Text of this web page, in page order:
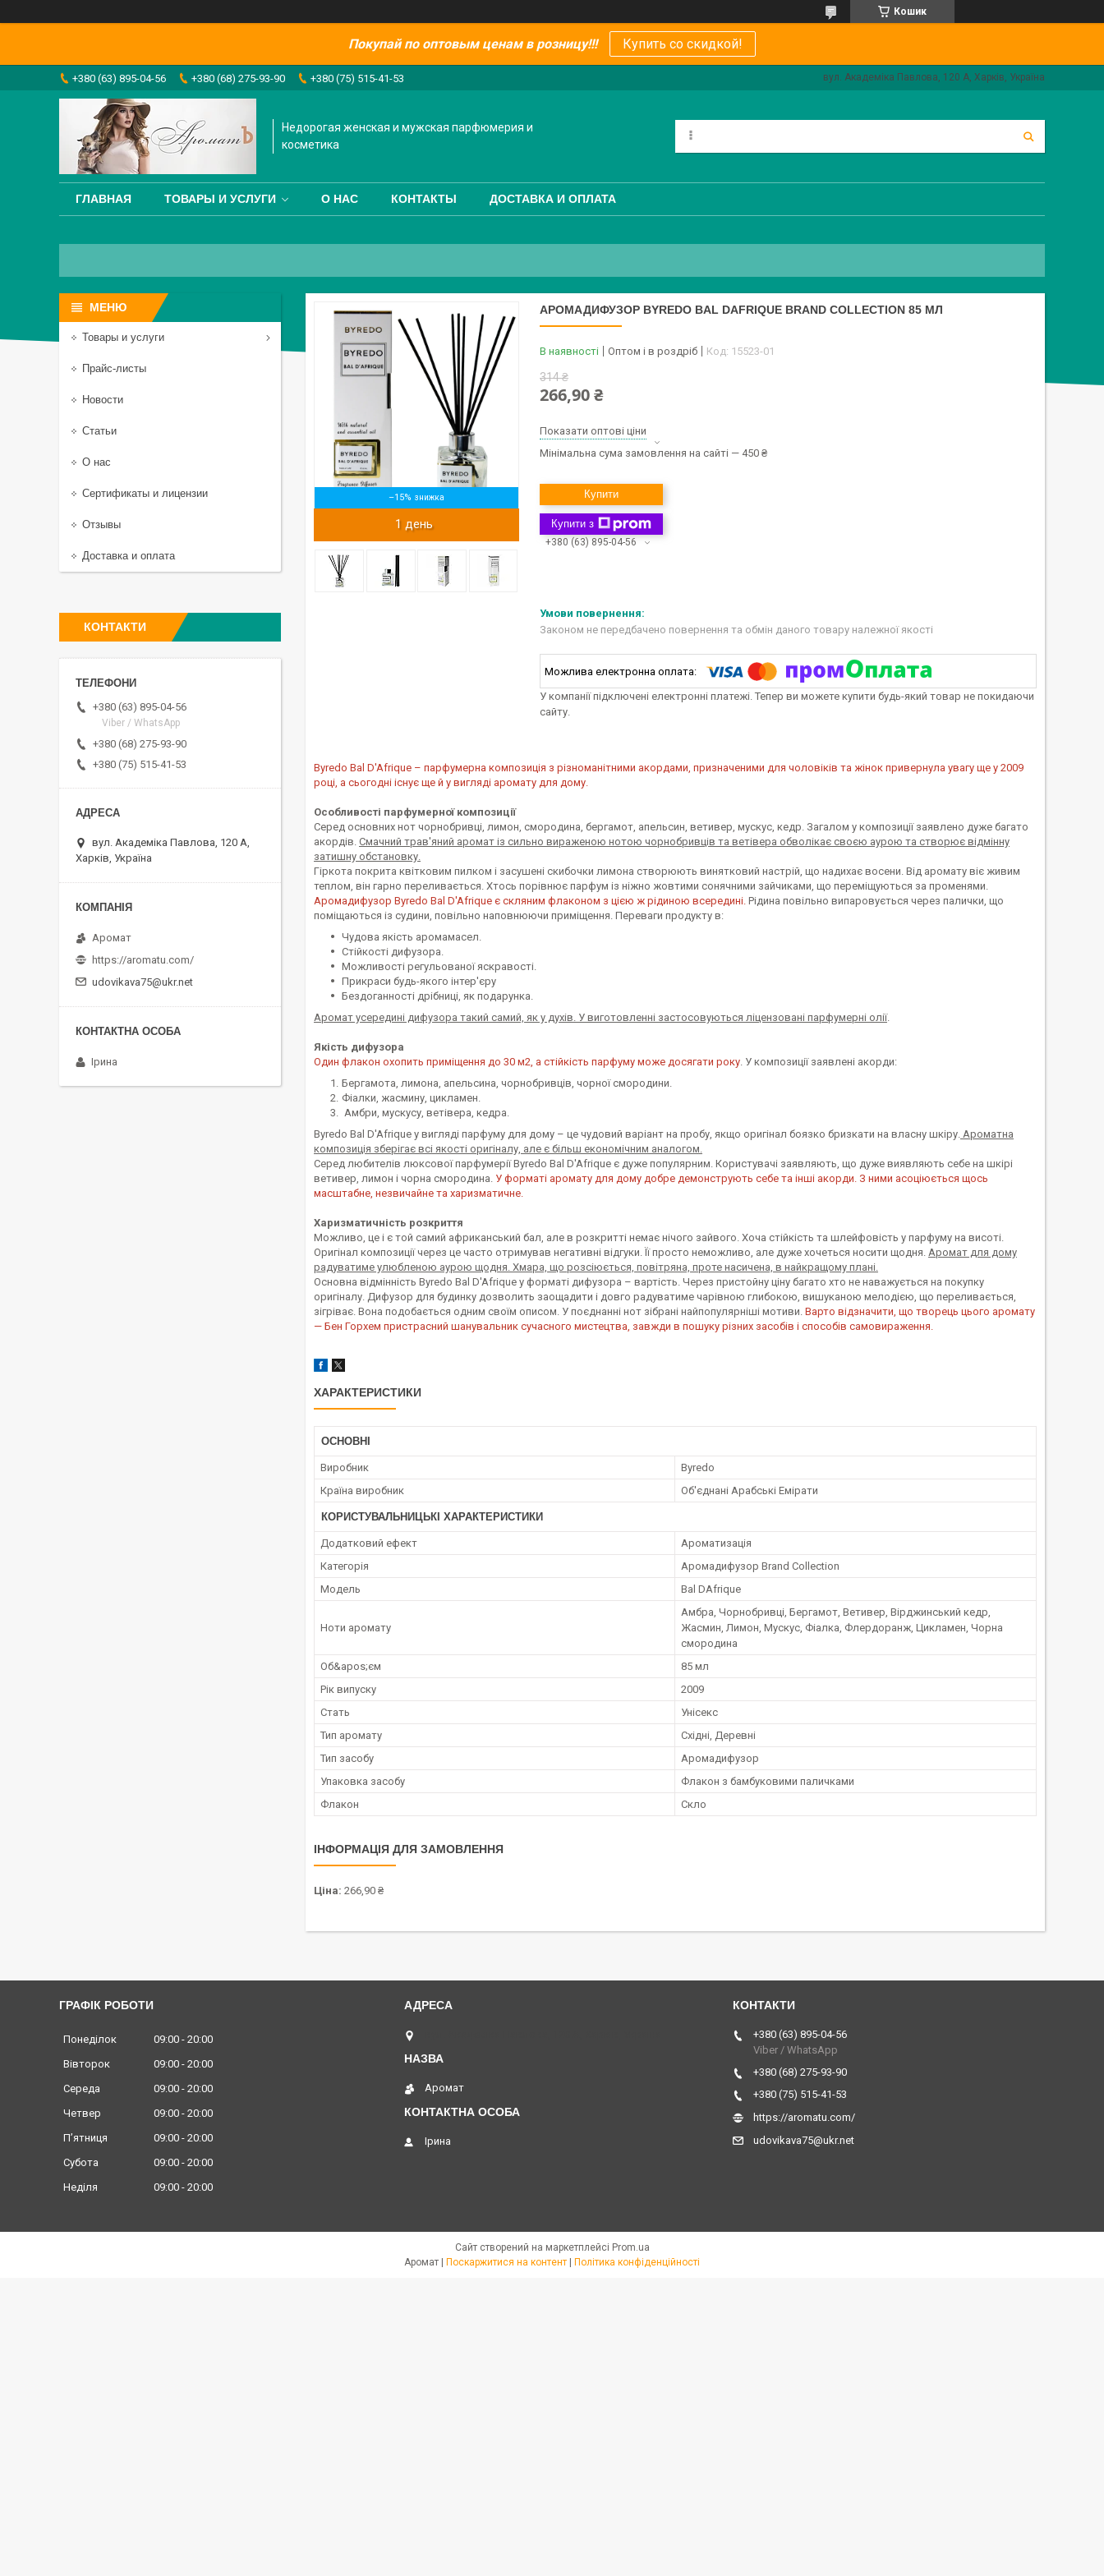
Кошик
Покупай по оптовым ценам в розницу!!! Купить со скидкой!
+380 (63) 895-04-56 +380 (68) 275-93-90 +380 (75) 515-41-53 вул. Академіка Павлова, 120 А, Харків, Україна
Недорогая женская и мужская парфюмерия и
косметика
ГЛАВНАЯ ТОВАРЫ И УСЛУГИ О НАС КОНТАКТЫ ДОСТАВКА И ОПЛАТА
–15%
1 день
АРОМАДИФУЗОР BYREDO BAL DAFRIQUE BRAND COLLECTION 85 МЛ
В наявності Оптом і в роздріб Код: 15523-01
314 ₴
266,90 ₴
Показати оптові ціни
Мінімальна сума замовлення на сайті — 450 ₴
Купити
Купити з
+380 (63) 895-04-56
Законом не передбачено повернення та обмін даного товару належної якості
У компанії підключені електронні платежі. Тепер ви можете купити будь-який товар не покидаючи
сайту.
Byredo Bal D'Afrique – парфумерна композиція з різноманітними акордами, призначеними для чоловіків та жінок привернула увагу ще у 2009
році, а сьогодні існує ще й у вигляді аромату для дому.
Особливості парфумерної композиції
Серед основних нот чорнобривці, лимон, смородина, бергамот, апельсин, ветивер, мускус, кедр. Загалом у композиції заявлено дуже багато
акордів. Смачний трав'яний аромат із сильно вираженою нотою чорнобривців та ветівера обволікає своєю аурою та створює відмінну
затишну обстановку.
Гіркота покрита квітковим пилком і засушені скибочки лимона створюють винятковий настрій, що надихає восени. Від аромату віє живим
теплом, він гарно переливається. Хтось порівнює парфум із ніжно жовтими сонячними зайчиками, що переміщуються за променями.
Аромадифузор Byredo Bal D'Afrique є скляним флаконом з цією ж рідиною всередині. Рідина повільно випаровується через палички, що
поміщаються із судини, повільно наповнюючи приміщення. Переваги продукту в:
Чудова якість аромамасел.
Стійкості дифузора.
Можливості регульованої яскравості.
Прикраси будь-якого інтер'єру
Бездоганності дрібниці, як подарунка.
Аромат усередині дифузора такий самий, як у духів. У виготовленні застосовуються ліцензовані парфумерні олії.
Якість дифузора
Один флакон охопить приміщення до 30 м2, а стійкість парфуму може досягати року. У композиції заявлені акорди:
Бергамота, лимона, апельсина, чорнобривців, чорної смородини.
Фіалки, жасмину, цикламен.
Амбри, мускусу, ветівера, кедра.
Byredo Bal D'Afrique у вигляді парфуму для дому – це чудовий варіант на пробу, якщо оригінал боязко бризкати на власну шкіру. Ароматна
композиція зберігає всі якості оригіналу, але є більш економічним аналогом.
Серед любителів люксової парфумерії Byredo Bal D'Afrique є дуже популярним. Користувачі заявляють, що дуже виявляють себе на шкірі
ветивер, лимон і чорна смородина. У форматі аромату для дому добре демонструють себе та інші акорди. З ними асоціюється щось
масштабне, незвичайне та харизматичне.
Харизматичність розкриття
Можливо, це і є той самий африканський бал, але в розкритті немає нічого зайвого. Хоча стійкість та шлейфовість у парфуму на висоті.
Оригінал композиції через це часто отримував негативні відгуки. Її просто неможливо, але дуже хочеться носити щодня. Аромат для дому
радуватиме улюбленою аурою щодня. Хмара, що розсіюється, повітряна, проте насичена, в найкращому плані.
Основна відмінність Byredo Bal D'Afrique у форматі дифузора – вартість. Через пристойну ціну багато хто не наважується на покупку
оригіналу. Дифузор для будинку дозволить заощадити і довго радуватиме чарівною глибокою, вишуканою мелодією, що переливається,
зігріває. Вона подобається одним своїм описом. У поєднанні нот зібрані найпопулярніші мотиви. Варто відзначити, що творець цього аромату
— Бен Горхем пристрасний шанувальник сучасного мистецтва, завжди в пошуку різних засобів і способів самовираження.
ХАРАКТЕРИСТИКИ
ОСНОВНІ
Виробник
Byredo
Країна виробник
Об'єднані Арабські Емірати
КОРИСТУВАЛЬНИЦЬКІ ХАРАКТЕРИСТИКИ
Додатковий ефект
Ароматизація
Категорія
Аромадифузор Brand Collection
Мoдель
Bal DAfrique
Ноти аромату
Амбра, Чорнобривці, Бергамот, Ветивер, Вірджинський кедр,
Жасмин, Лимон, Мускус, Фіалка, Флердоранж, Цикламен, Чорна
смородина
Об&apos;єм
85 мл
Рік випуску
2009
Стать
Унісекс
Тип аромату
Східні, Деревні
Тип засобу
Аромадифузор
Упаковка засобу
Флакон з бамбуковими паличками
Флакон
Скло
ІНФОРМАЦІЯ ДЛЯ ЗАМОВЛЕННЯ
Ціна: 266,90 ₴
Товары и услуги
Прайс-листы
Новости
Статьи
О нас
Сертификаты и лицензии
Отзывы
Доставка и оплата
КОНТАКТИ
+380 (63) 895-04-56
Viber / WhatsApp
+380 (68) 275-93-90
+380 (75) 515-41-53
вул. Академіка Павлова, 120 А,
Харків, Україна
Аромат
https://aromatu.com/
udovikava75@ukr.net
Ірина
ГРАФІК РОБОТИ
Понеділок 09:00
20:00
Вівторок
09:00
20:00
Середа
09:00
20:00
Четвер
09:00
20:00
Пʼятниця
09:00
20:00
Субота
09:00
20:00
Неділя
09:00 20:00
Аромат
Ірина
+380 (63) 895-04-56
Viber / WhatsApp
+380 (68) 275-93-90
+380 (75) 515-41-53
https://aromatu.com/
udovikava75@ukr.net
Сайт створений на маркетплейсі Prom.ua
Поскаржитися на контент Політика конфіденційності